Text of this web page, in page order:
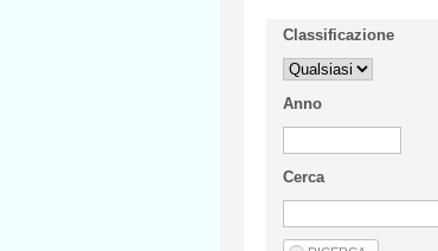
Classificazione
Anno
Cerca